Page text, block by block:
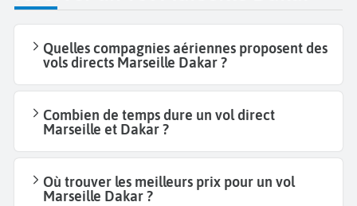
Quelles compagnies aériennes proposent des
vols directs Marseille Dakar ?
Combien de temps dure un vol direct
Marseille et Dakar ?
Où trouver les meilleurs prix pour un vol
Marseille Dakar ?